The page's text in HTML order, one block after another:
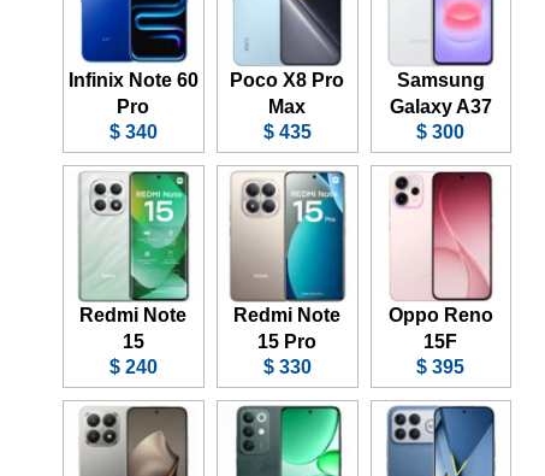
Samsung
Galaxy A37
300 $
Poco X8 Pro
Max
435 $
Infinix Note 60
Pro
340 $
Oppo Reno
15F
395 $
Redmi Note
15 Pro
330 $
Redmi Note
15
240 $